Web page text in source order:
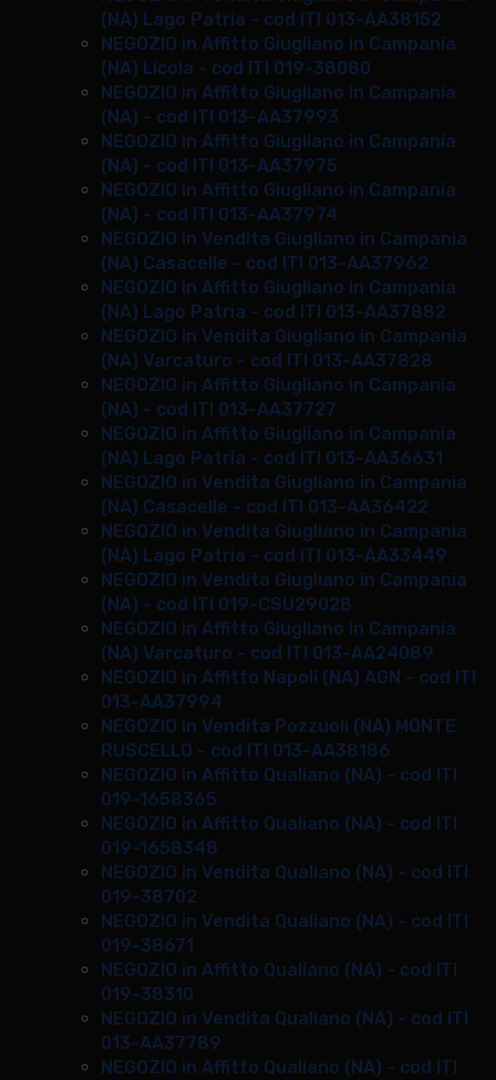
(NA) Lago Patria - cod ITI 013-AA38152
NEGOZIO in Affitto Giugliano in Campania
(NA) Licola - cod ITI 019-38080
NEGOZIO in Affitto Giugliano in Campania
(NA) - cod ITI 013-AA37993
NEGOZIO in Affitto Giugliano in Campania
(NA) - cod ITI 013-AA37975
NEGOZIO in Affitto Giugliano in Campania
(NA) - cod ITI 013-AA37974
NEGOZIO in Vendita Giugliano in Campania
(NA) Casacelle - cod ITI 013-AA37962
NEGOZIO in Affitto Giugliano in Campania
(NA) Lago Patria - cod ITI 013-AA37882
NEGOZIO in Vendita Giugliano in Campania
(NA) Varcaturo - cod ITI 013-AA37828
NEGOZIO in Affitto Giugliano in Campania
(NA) - cod ITI 013-AA37727
NEGOZIO in Affitto Giugliano in Campania
(NA) Lago Patria - cod ITI 013-AA36631
NEGOZIO in Vendita Giugliano in Campania
(NA) Casacelle - cod ITI 013-AA36422
NEGOZIO in Vendita Giugliano in Campania
(NA) Lago Patria - cod ITI 013-AA33449
NEGOZIO in Vendita Giugliano in Campania
(NA) - cod ITI 019-CSU29028
NEGOZIO in Affitto Giugliano in Campania
(NA) Varcaturo - cod ITI 013-AA24089
NEGOZIO in Affitto Napoli (NA) AGN - cod ITI
013-AA37994
NEGOZIO in Vendita Pozzuoli (NA) MONTE
RUSCELLO - cod ITI 013-AA38186
NEGOZIO in Affitto Qualiano (NA) - cod ITI
019-1658365
NEGOZIO in Affitto Qualiano (NA) - cod ITI
019-1658348
NEGOZIO in Vendita Qualiano (NA) - cod ITI
019-38702
NEGOZIO in Vendita Qualiano (NA) - cod ITI
019-38671
NEGOZIO in Affitto Qualiano (NA) - cod ITI
019-38310
NEGOZIO in Vendita Qualiano (NA) - cod ITI
013-AA37789
NEGOZIO in Affitto Qualiano (NA) - cod ITI